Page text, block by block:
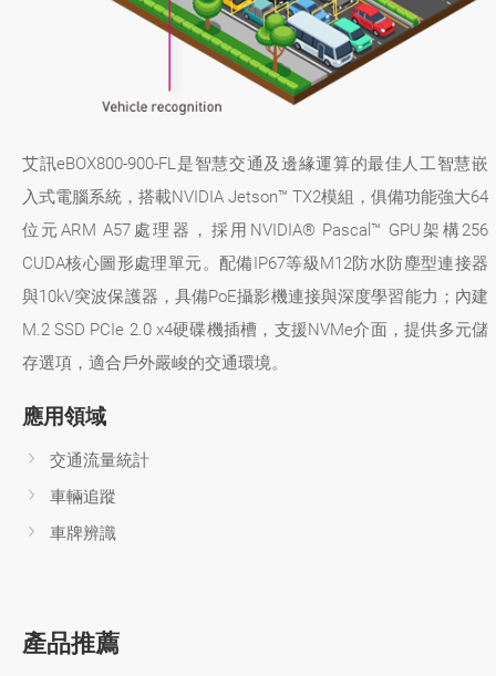
艾訊eBOX800-900-FL是智慧交通及邊緣運算的最佳人工智慧嵌
入式電腦系統，搭載NVIDIA Jetson™ TX2模組，俱備功能強大64
位元ARM A57處理器，採用NVIDIA® Pascal™ GPU架構256
CUDA核心圖形處理單元。配備IP67等級M12防水防塵型連接器
與10kV突波保護器，具備PoE攝影機連接與深度學習能力；內建
M.2 SSD PCIe 2.0 x4硬碟機插槽，支援NVMe介面，提供多元儲
存選項，適合戶外嚴峻的交通環境。
應用領域
交通流量統計
車輛追蹤
車牌辨識
產品推薦